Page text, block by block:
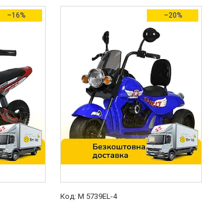
–16% –20%
M 5739EL-4